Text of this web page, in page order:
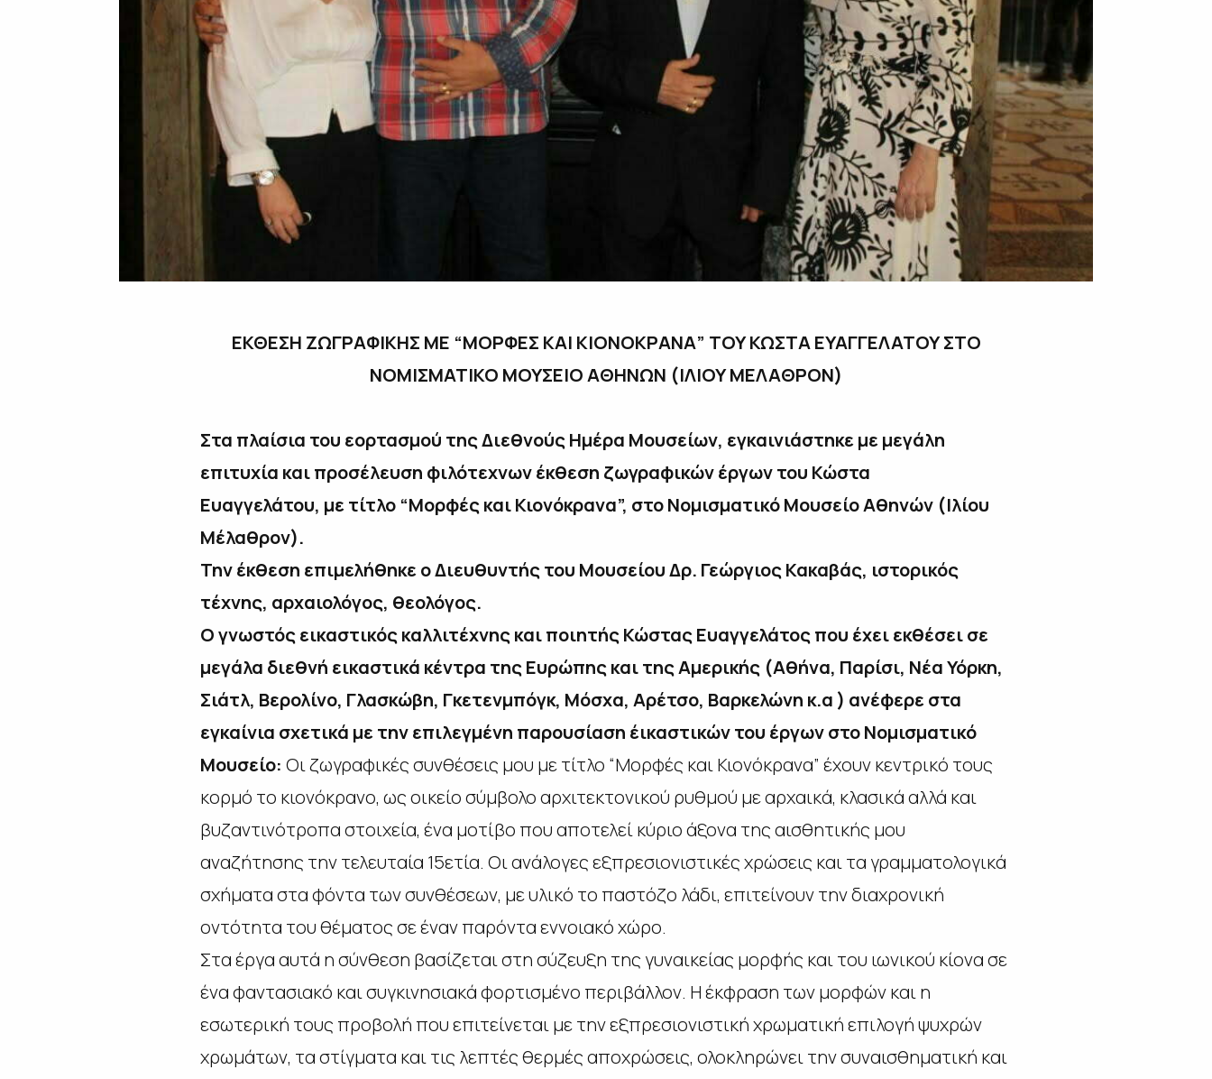
ΕΚΘΕΣΗ ΖΩΓΡΑΦΙΚΗΣ ΜΕ “ΜΟΡΦΕΣ ΚΑΙ ΚΙΟΝΟΚΡΑΝΑ” ΤΟΥ ΚΩΣΤΑ ΕΥΑΓΓΕΛΑΤΟΥ ΣΤΟ
ΝΟΜΙΣΜΑΤΙΚΟ ΜΟΥΣΕΙΟ ΑΘΗΝΩΝ (ΙΛΙΟΥ ΜΕΛΑΘΡΟΝ)
Στα πλαίσια του εορτασμού της Διεθνούς Ημέρα Μουσείων, εγκαινιάστηκε με μεγάλη
επιτυχία και προσέλευση φιλότεχνων έκθεση ζωγραφικών έργων του Κώστα
Ευαγγελάτου, με τίτλο “Μορφές και Κιονόκρανα”, στο Νομισματικό Μουσείο Αθηνών (Ιλίου
Μέλαθρον).
Την έκθεση επιμελήθηκε ο Διευθυντής του Μουσείου Δρ. Γεώργιος Κακαβάς, ιστορικός
τέχνης, αρχαιολόγος, θεολόγος.
Ο γνωστός εικαστικός καλλιτέχνης και ποιητής Κώστας Ευαγγελάτος που έχει εκθέσει σε
μεγάλα διεθνή εικαστικά κέντρα της Ευρώπης και της Αμερικής (Αθήνα, Παρίσι, Νέα Υόρκη,
Σιάτλ, Βερολίνο, Γλασκώβη, Γκετενμπόγκ, Μόσχα, Αρέτσο, Βαρκελώνη κ.α ) ανέφερε στα
εγκαίνια σχετικά με την επιλεγμένη παρουσίαση έικαστικών του έργων στο Νομισματικό
Μουσείο: Οι ζωγραφικές συνθέσεις μου με τίτλο “Μορφές και Κιονόκρανα” έχουν κεντρικό τους
κορμό το κιονόκρανο, ως οικείο σύμβολο αρχιτεκτονικού ρυθμού με αρχαικά, κλασικά αλλά και
βυζαντινότροπα στοιχεία, ένα μοτίβο που αποτελεί κύριο άξονα της αισθητικής μου
αναζήτησης την τελευταία 15ετία. Οι ανάλογες εξπρεσιονιστικές χρώσεις και τα γραμματολογικά
σχήματα στα φόντα των συνθέσεων, με υλικό το παστόζο λάδι, επιτείνουν την διαχρονική
οντότητα του θέματος σε έναν παρόντα εννοιακό χώρο.
Στα έργα αυτά η σύνθεση βασίζεται στη σύζευξη της γυναικείας μορφής και του ιωνικού κίονα σε
ένα φαντασιακό και συγκινησιακά φορτισμένο περιβάλλον. Η έκφραση των μορφών και η
εσωτερική τους προβολή που επιτείνεται με την εξπρεσιονιστική χρωματική επιλογή ψυχρών
χρωμάτων, τα στίγματα και τις λεπτές θερμές αποχρώσεις, ολοκληρώνει την συναισθηματική και